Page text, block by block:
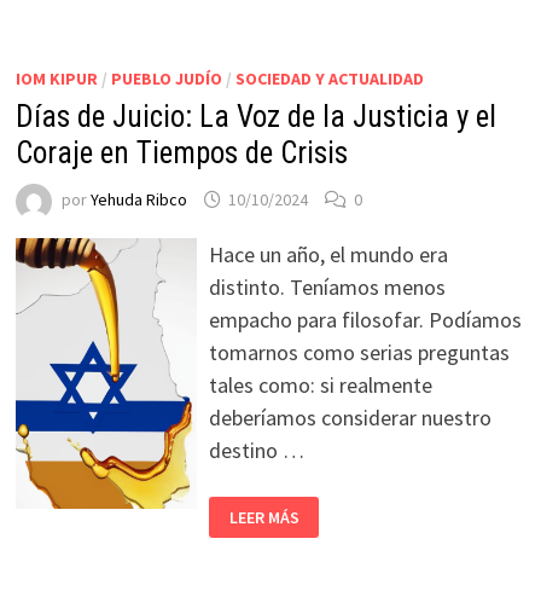
IOM KIPUR/ PUEBLO JUDÍO / SOCIEDAD Y ACTUALIDAD
Días de Juicio: La Voz de la Justicia y el
Coraje en Tiempos de Crisis
porYehuda Ribco 10/10/2024 0
Hace un año, el mundo era
distinto. Teníamos menos
empacho para filosofar. Podíamos
tomarnos como serias preguntas
tales como: si realmente
deberíamos considerar nuestro
destino …
LEER MÁS